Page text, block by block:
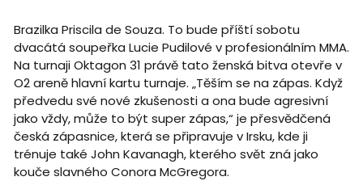
Brazilka Priscila de Souza. To bude příští sobotu
dvacátá soupeřka Lucie Pudilové v profesionálním MMA.
Na turnaji Oktagon 31 právě tato ženská bitva otevře v
O2 areně hlavní kartu turnaje. „Těším se na zápas. Když
předvedu své nové zkušenosti a ona bude agresivní
jako vždy, může to být super zápas,“ je přesvědčená
česká zápasnice, která se připravuje v Irsku, kde ji
trénuje také John Kavanagh, kterého svět zná jako
kouče slavného Conora McGregora.